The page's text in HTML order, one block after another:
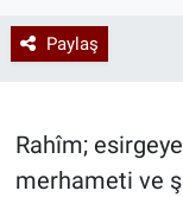
Paylaş
Rahîm;
merhameti ve
Kadın & Aile
Sağlık